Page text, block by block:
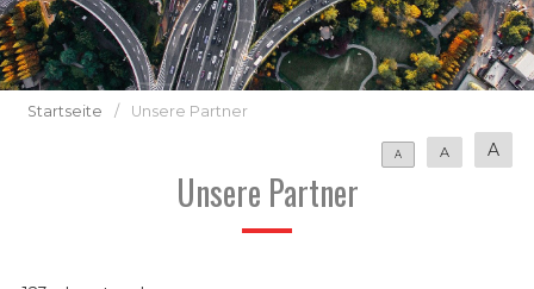
Startseite / Unsere Partner
A A A
Unsere Partner